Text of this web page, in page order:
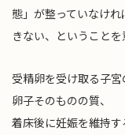
態」が整っていなけ
きない、ということを
受精卵を受け取る子宮
卵子そのものの質、
着床後に妊娠を維持